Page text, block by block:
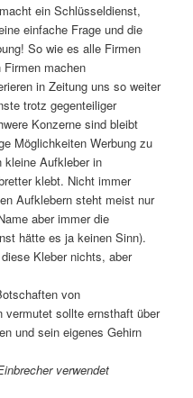
ein Schlüsseldienst,
einfache Frage und die
So wie es alle Firmen
Firmen machen
in Zeitung uns so weiter
trotz gegenteiliger
Konzerne sind bleibt
Möglichkeiten Werbung zu
kleine Aufkleber in
klebt. Nicht immer
Aufklebern steht meist nur
aber immer die
hätte es ja keinen Sinn).
Kleber nichts, aber
von
vermutet sollte ernsthaft über
und sein eigenes Gehirn
verwendet